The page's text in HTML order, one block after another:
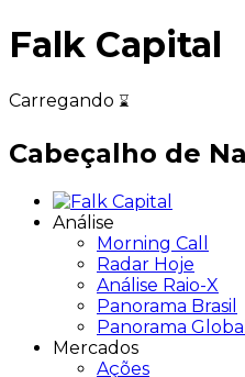
Falk Capital
Carregando
Cabeçalho de
Análise
Morning Call
Radar Hoje
Análise Raio-X
Panorama Brasil
Panorama Global
Mercados
Ações